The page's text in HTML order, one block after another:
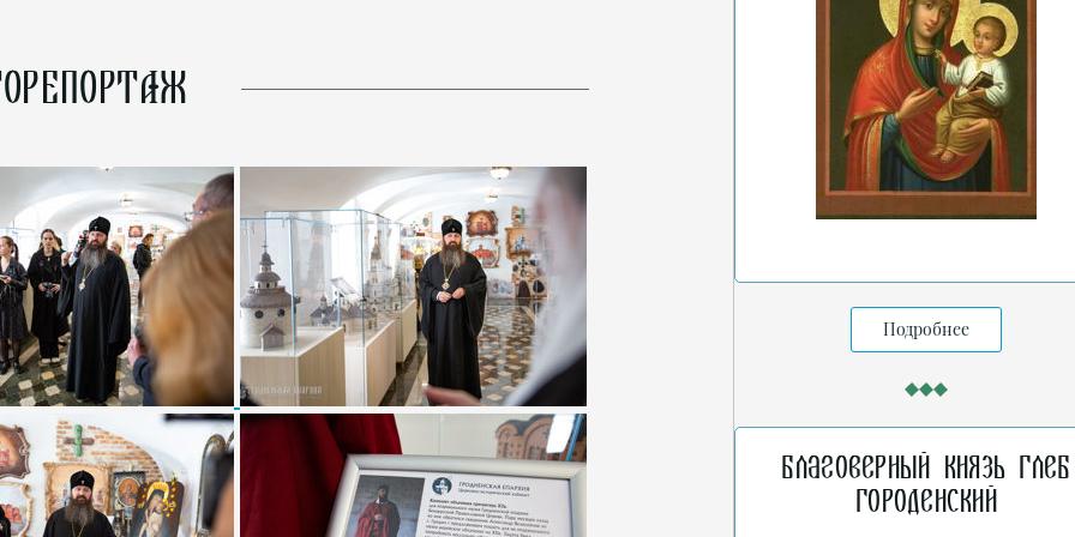
Подробнее
Благоверный князь Глеб
Городенский